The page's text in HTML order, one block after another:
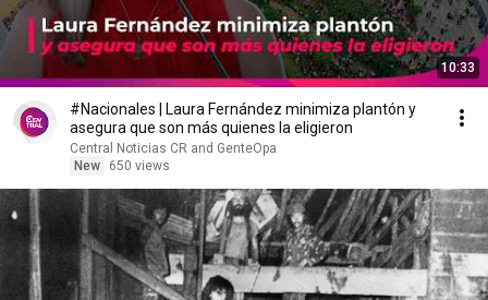
10:33
#Nacionales | Laura Fernández minimiza plantón y
asegura que son más quienes la eligieron
Central Noticias CR and GenteOpa
New
650 views